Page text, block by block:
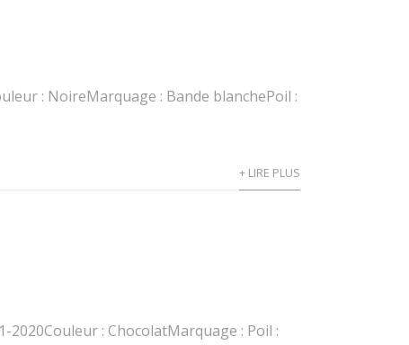
: NoireMarquage : Bande blanchePoil :
+ LIRE PLUS
2020Couleur : ChocolatMarquage : Poil :